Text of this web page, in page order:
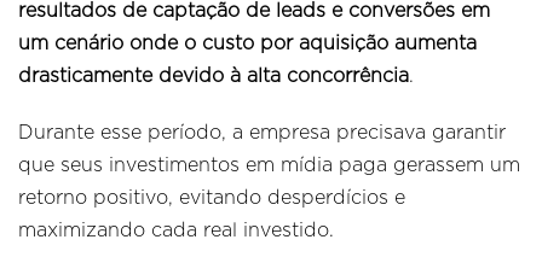
resultados de captação de leads e conversões em
um cenário onde o custo por aquisição aumenta
drasticamente devido à alta concorrência.
Durante esse período, a empresa precisava garantir
que seus investimentos em mídia paga gerassem um
retorno positivo, evitando desperdícios e
maximizando cada real investido.